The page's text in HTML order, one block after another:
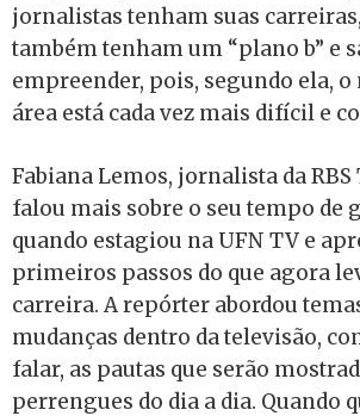
jornalistas tenham suas
também tenham um “plano b” e
empreender, pois, segundo ela, o
área está cada vez mais difícil e
Fabiana Lemos, jornalista da RBS
falou mais sobre o seu tempo de
quando estagiou na UFN TV e
primeiros passos do que agora
carreira. A repórter abordou
mudanças dentro da televisão,
falar, as pautas que serão
perrengues do dia a dia. Quando